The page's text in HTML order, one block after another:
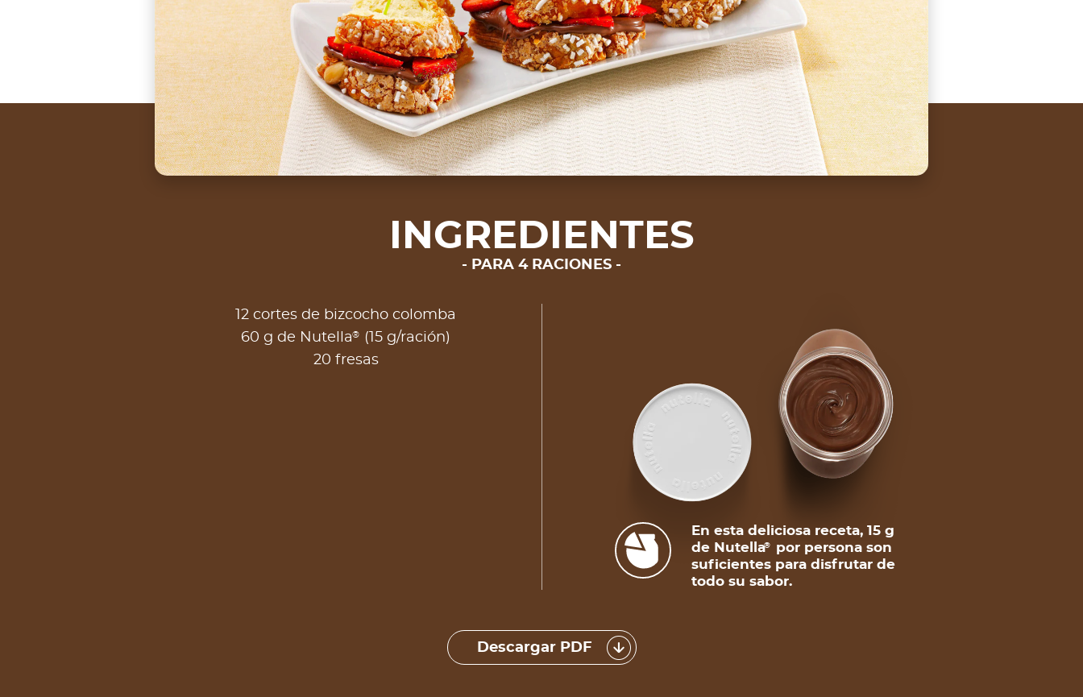
INGREDIENTES
PARA 4 RACIONES
12 cortes de bizcocho colomba
60 g de Nutella®
(15 g/ración)
20 fresas
En esta deliciosa receta, 15 g
de Nutella®
por persona son
suficientes para disfrutar de
todo su sabor.
Descargar PDF